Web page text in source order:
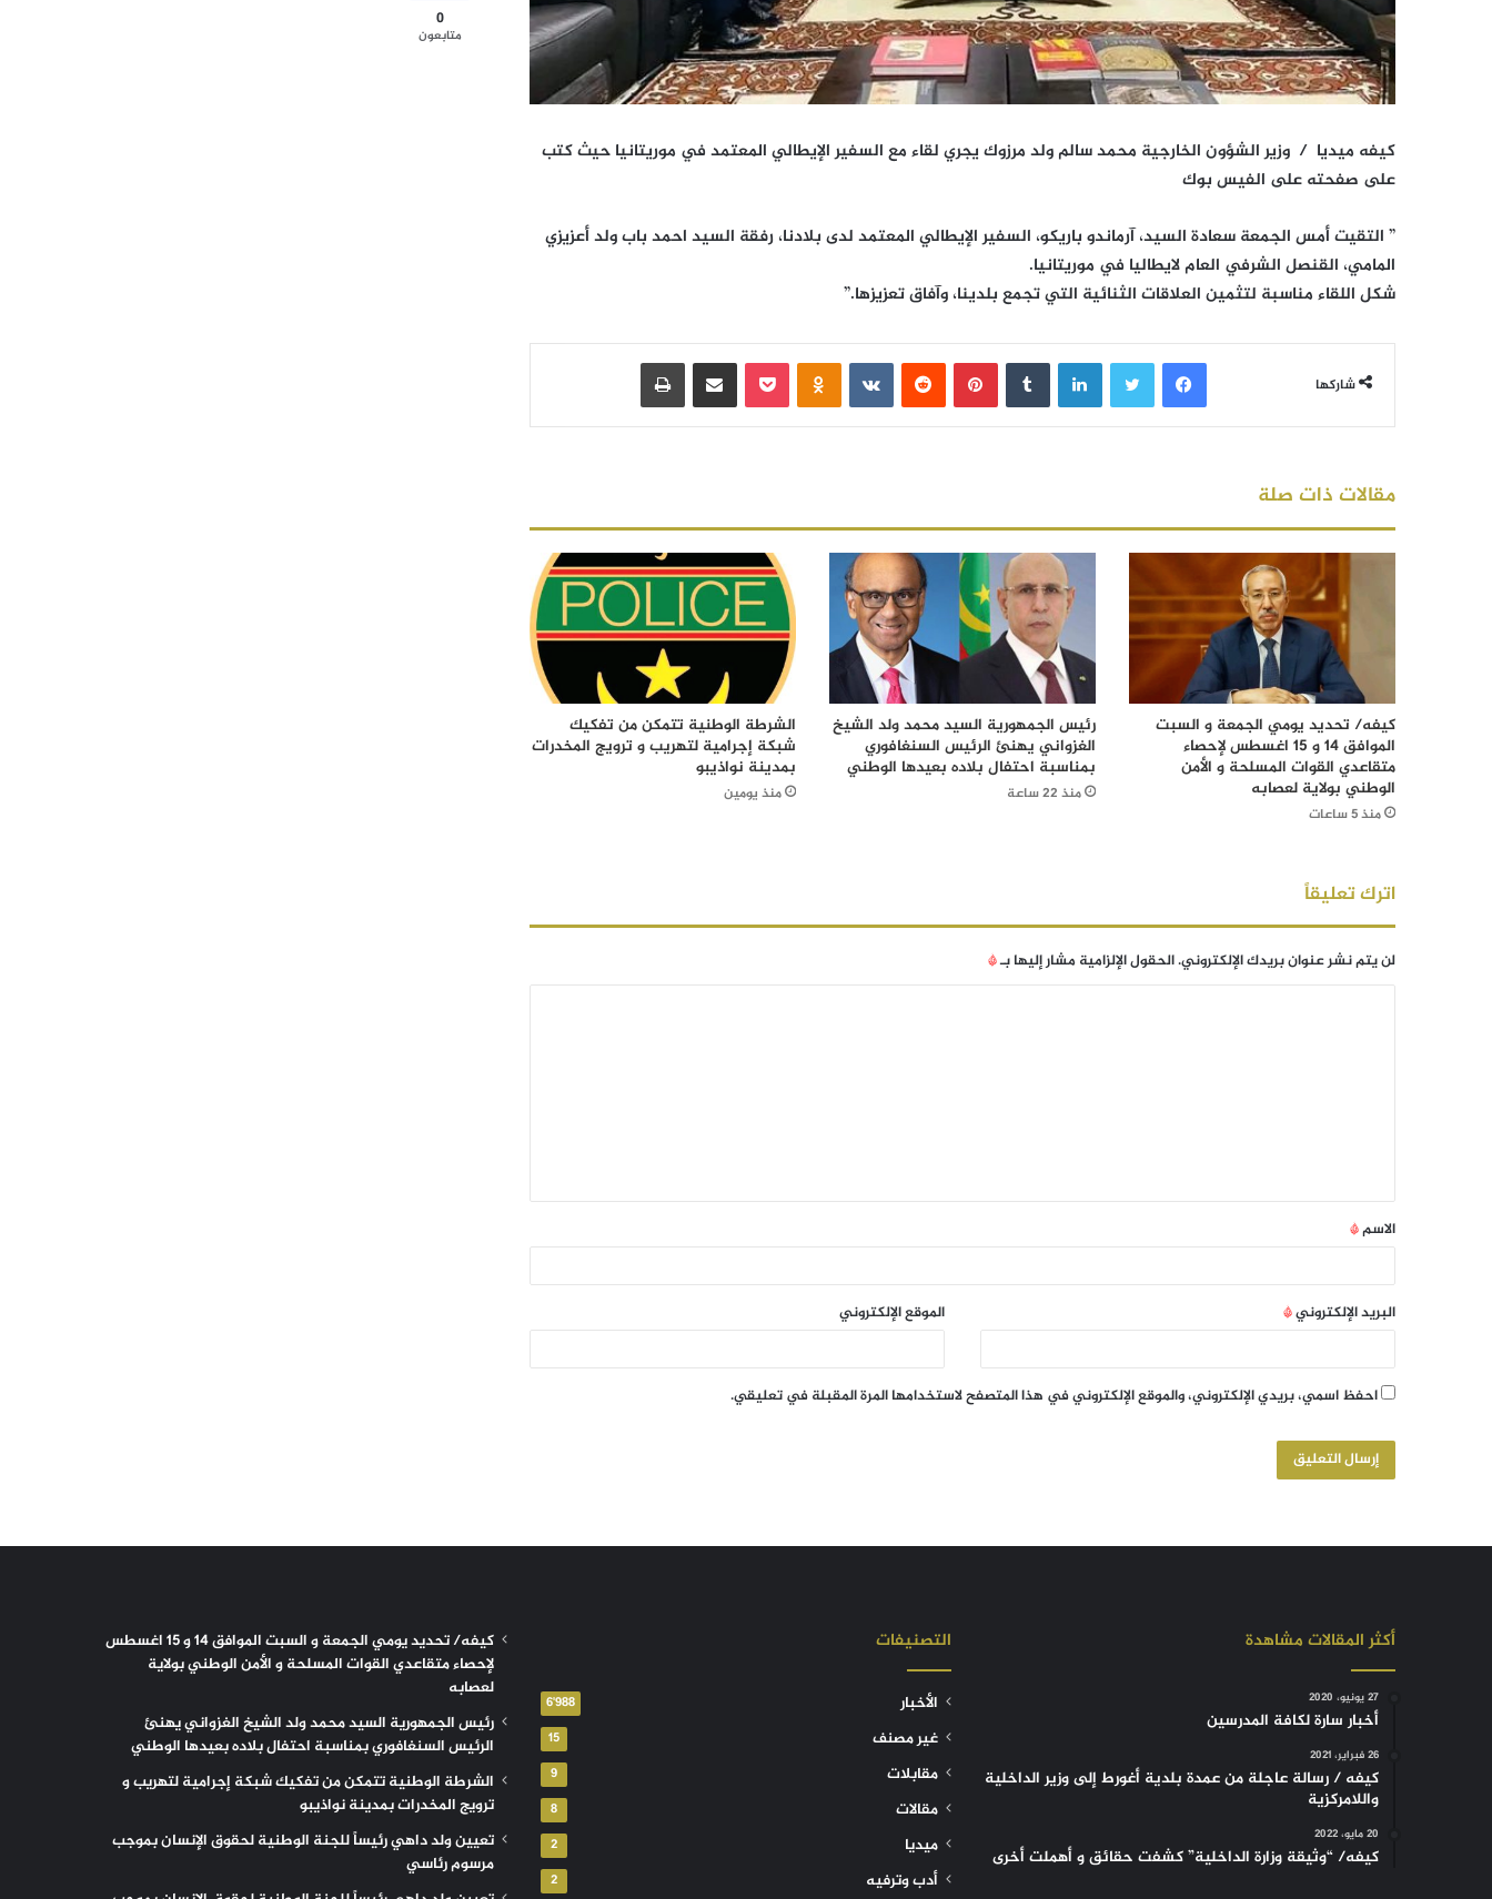
كيفه ميديا / وزير الشؤون الخارجية محمد سالم ولد مرزوك يجري لقاء مع السفير الإيطالي المعتمد في موريتانيا حيث كتب
على صفحته على الفيس بوك
” التقيت أمس الجمعة سعادة السيد، آرماندو باريكو، السفير الإيطالي المعتمد لدى بلادنا، رفقة السيد احمد باب ولد أعزيزي
المامي، القنصل الشرفي العام لايطاليا في موريتانيا.
شكل اللقاء مناسبة لتثمين العلاقات الثنائية التي تجمع بلدينا، وآفاق تعزيزها.”
شاركها
فيسبوك لينكدإن بينتيريست بوكيت مشاركة عبر البريد
مقالات ذات صلة
كيفه/ تحديد يومي الجمعة و السبت
الموافق 14 و 15 اغسطس لإحصاء
متقاعدي القوات المسلحة و الأمن
الوطني بولاية لعصابه
منذ 5 ساعات
رئيس الجمهورية السيد محمد ولد الشيخ
الغزواني يهنئ الرئيس السنغافوري
بمناسبة احتفال بلاده بعيدها الوطني
منذ 22 ساعة
الشرطة الوطنية تتمكن من تفكيك
شبكة إجرامية لتهريب و ترويج المخدرات
بمدينة نواذيبو
منذ يومين
اترك تعليقاً
لن يتم نشر عنوان بريدك الإلكتروني.الحقول الإلزامية مشار إليها بـ*
الاسم*
البريد الإلكتروني* الموقع الإلكتروني
احفظ اسمي، بريدي الإلكتروني، والموقع الإلكتروني في هذا المتصفح لاستخدامها المرة المقبلة في تعليقي.
0
متابعون
أكثر المقالات مشاهدة
27 يونيو، 2020
أخبار سارة لكافة المدرسين
26 فبراير، 2021
كيفه / رسالة عاجلة من عمدة بلدية أغورط إلى وزير الداخلية
واللامركزية
20 مايو، 2022
كيفه/ “وثيقة وزارة الداخلية” كشفت حقائق و أهملت أخرى
التصنيفات
الأخبار 6٬988
غير مصنف 15
مقابلات 9
مقالات 8
ميديا 2
أدب وترفيه 2
كيفه/ تحديد يومي الجمعة و السبت الموافق 14 و 15 اغسطس
لإحصاء متقاعدي القوات المسلحة و الأمن الوطني بولاية
لعصابه
رئيس الجمهورية السيد محمد ولد الشيخ الغزواني يهنئ
الرئيس السنغافوري بمناسبة احتفال بلاده بعيدها الوطني
الشرطة الوطنية تتمكن من تفكيك شبكة إجرامية لتهريب و
ترويج المخدرات بمدينة نواذيبو
تعيين ولد داهي رئيساً للجنة الوطنية لحقوق الإنسان بموجب
مرسوم رئاسي